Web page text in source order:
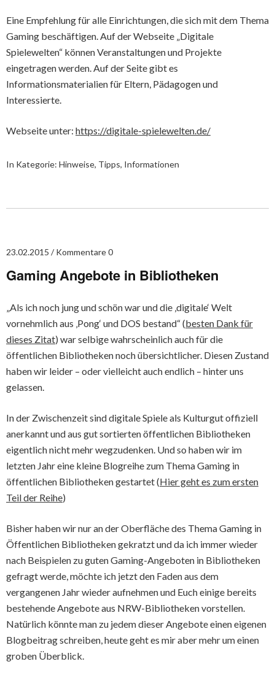
Eine Empfehlung für alle Einrichtungen, die sich mit dem Thema
Gaming beschäftigen. Auf der Webseite „Digitale
Spielewelten“ können Veranstaltungen und Projekte
eingetragen werden. Auf der Seite gibt es
Informationsmaterialien für Eltern, Pädagogen und
Interessierte.
Webseite unter: https://digitale-spielewelten.de/
In Kategorie: Hinweise, Tipps, Informationen
23.02.2015 Kommentare 0
Gaming Angebote in Bibliotheken
„Als ich noch jung und schön war und die ‚digitale‘ Welt
vornehmlich aus ‚Pong‘ und DOS bestand“ (besten Dank für
dieses Zitat) war selbige wahrscheinlich auch für die
öffentlichen Bibliotheken noch übersichtlicher. Diesen Zustand
haben wir leider – oder vielleicht auch endlich – hinter uns
gelassen.
In der Zwischenzeit sind digitale Spiele als Kulturgut offiziell
anerkannt und aus gut sortierten öffentlichen Bibliotheken
eigentlich nicht mehr wegzudenken. Und so haben wir im
letzten Jahr eine kleine Blogreihe zum Thema Gaming in
öffentlichen Bibliotheken gestartet (Hier geht es zum ersten
Teil der Reihe)
Bisher haben wir nur an der Oberfläche des Thema Gaming in
Öffentlichen Bibliotheken gekratzt und da ich immer wieder
nach Beispielen zu guten Gaming-Angeboten in Bibliotheken
gefragt werde, möchte ich jetzt den Faden aus dem
vergangenen Jahr wieder aufnehmen und Euch einige bereits
bestehende Angebote aus NRW-Bibliotheken vorstellen.
Natürlich könnte man zu jedem dieser Angebote einen eigenen
Blogbeitrag schreiben, heute geht es mir aber mehr um einen
groben Überblick.